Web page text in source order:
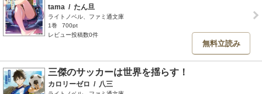
tama / たん旦
ライトノベル、ファミ通文庫
1巻
700pt
レビュー投稿数0件
無料立読み
三傑のサッカーは世界を揺らす！
カロリーゼロ / 八三